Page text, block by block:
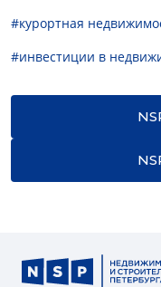
#курортная
#инвестиции в